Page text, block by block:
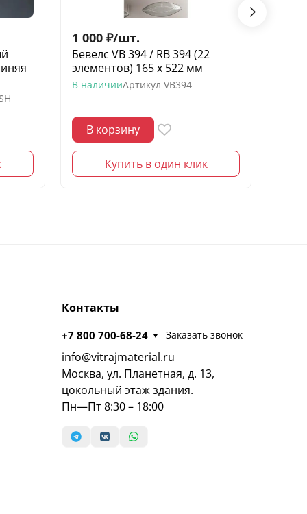
1 000 ₽/шт.
Бевелс VB 394 / RB 394 (22
элементов) 165 х 522 мм
В наличииАртикул VB394
В корзину
Купить в один клик
Контакты
+7 800 700-68-24 Заказать звонок
info@vitrajmaterial.ru
Москва, ул. Планетная, д. 13,
цокольный этаж здания.
Пн—Пт 8:30 – 18:00